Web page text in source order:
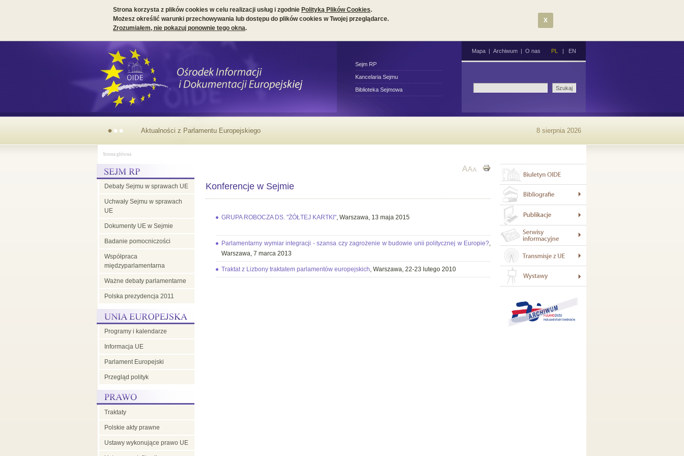
Strona korzysta z plików cookies w celu realizacji usług i zgodnie Polityką Plików Cookies.
Możesz określić warunki przechowywania lub dostępu do plików cookies w Twojej przeglądarce.
Zrozumiałem, nie pokazuj ponownie tego okna.
X
Sejm RP
Kancelaria Sejmu
Biblioteka Sejmowa
Mapa | Archiwum | O nas PL | EN
Aktualności z Parlamentu 8 sierpnia 2026
Strona główna
Debaty Sejmu w sprawach UE
Uchwały Sejmu w sprawach
UE
Dokumenty UE w Sejmie
Badanie pomocniczości
Współpraca
międzyparlamentarna
Ważne debaty parlamentarne
Polska prezydencja 2011
Programy i kalendarze
Informacja UE
Parlament Europejski
Przegląd polityk
Traktaty
Polskie akty prawne
Ustawy wykonujące prawo UE
Konferencje w Sejmie
GRUPA ROBOCZA DS. "ŻÓŁTEJ KARTKI", Warszawa, 13 maja 2015
Parlamentarny wymiar integracji - szansa czy zagrożenie w budowie unii politycznej w Europie?,
Warszawa, 7 marca 2013
Traktat z Lizbony traktatem parlamentów europejskich, Warszawa, 22-23 lutego 2010